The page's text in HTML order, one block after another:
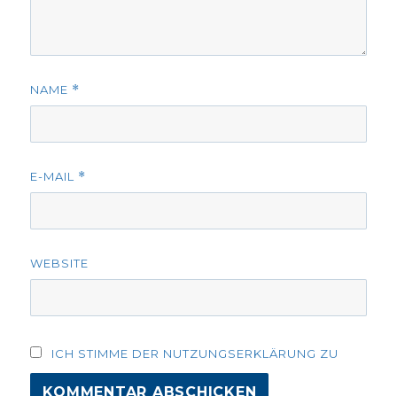
NAME *
E-MAIL *
WEBSITE
ICH STIMME DER NUTZUNGSERKLÄRUNG ZU